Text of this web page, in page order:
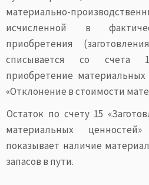
материально-
исчисленной в
приобретения
списывается со счета
приобретение
«Отклонение в стоимости
Остаток по счету 15
материальных
показывает наличие
запасов в пути.